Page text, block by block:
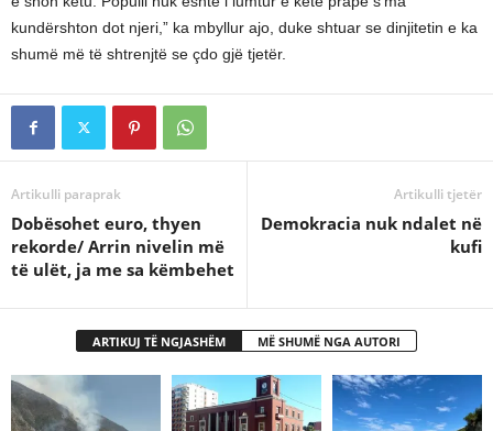
kundërshton dot njeri,” ka mbyllur ajo, duke shtuar se dinjitetin e ka
shumë më të shtrenjtë se çdo gjë tjetër.
Artikulli paraprak
Dobësohet euro, thyen
rekorde/ Arrin nivelin më
të ulët, ja me sa këmbehet
Artikulli tjetër
Demokracia nuk ndalet në
kufi
ARTIKUJ TË NGJASHËM MË SHUMË NGA AUTORI